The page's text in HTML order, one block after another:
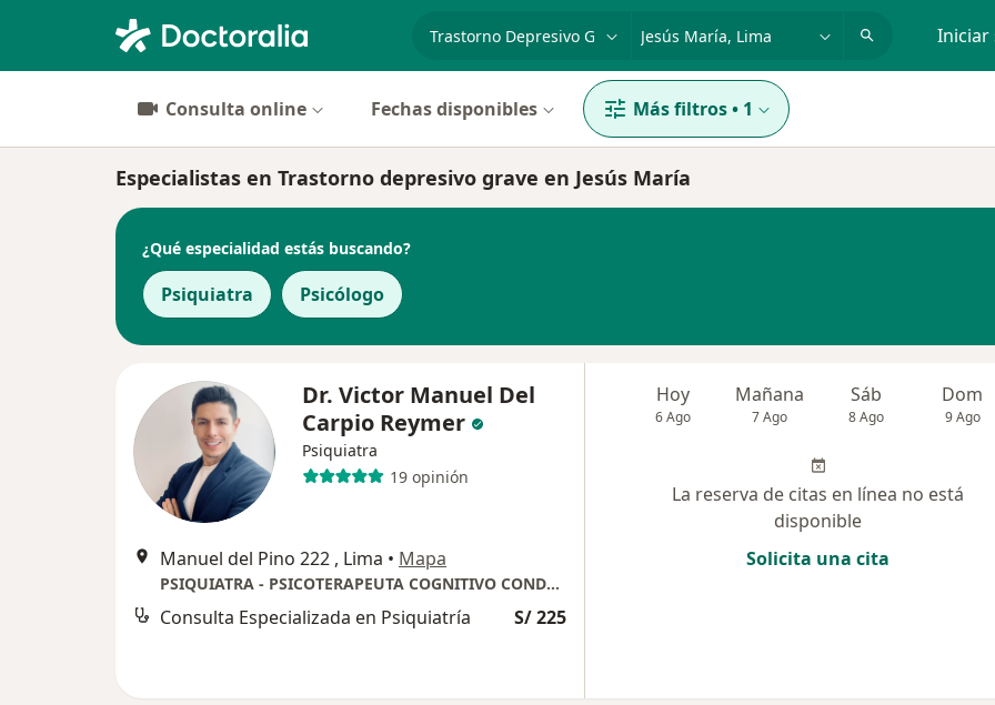
especialidad, enfermedad o nombre
p. ej. Lima Iniciar
Consulta online Fechas disponibles Más filtros• 1
Especialistas en Trastorno depresivo grave en Jesús María
¿Qué especialidad estás buscando?
Psiquiatra Psicólogo
Dr. Victor Manuel Del
Carpio Reymer
Psiquiatra
19 opinión
Manuel del Pino 222 , Lima • Mapa
PSIQUIATRA - PSICOTERAPEUTA COGNITIVO CONDUCTUAL
Consulta Especializada en Psiquiatría S/ 225
Hoy
6 Ago
Mañana
7 Ago
Sáb
8 Ago
Dom
9 Ago
La reserva de citas en línea no está
disponible
Solicita una cita